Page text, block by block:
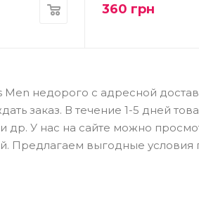
360 грн
Men недорого с адресной
заказ. В течение 1-5 дней
др. У нас на сайте можно
Предлагаем выгодные условия